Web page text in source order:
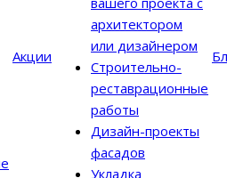
Акции
архитектором
или дизайнером
Строительно-
реставрационные
работы
Дизайн-проекты
фасадов
Укладка